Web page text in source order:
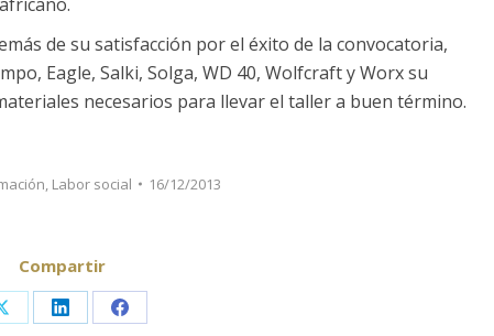
de su satisfacción por el éxito de la convocatoria,
Eagle, Salki, Solga, WD 40, Wolfcraft y Worx su
necesarios para llevar el taller a buen término.
, Labor social 16/12/2013
Compartir
Share Share Share